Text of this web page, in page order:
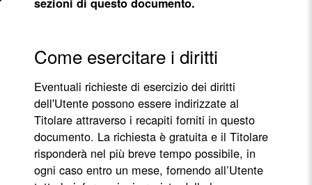
Come esercitare i diritti
Eventuali richieste di esercizio dei diritti
dell'Utente possono essere indirizzate al
Titolare attraverso i recapiti forniti in questo
documento. La richiesta è gratuita e il Titolare
risponderà nel più breve tempo possibile, in
ogni caso entro un mese, fornendo all’Utente